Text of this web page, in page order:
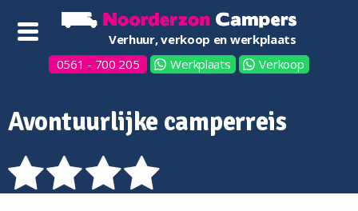
Verhuur, verkoop en werkplaats
0561 - 700 205
Werkplaats Verkoop
Avontuurlijke camperreis